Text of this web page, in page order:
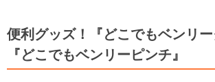
便利グッズ！『どこでもベンリ
『どこでもベンリーピンチ』